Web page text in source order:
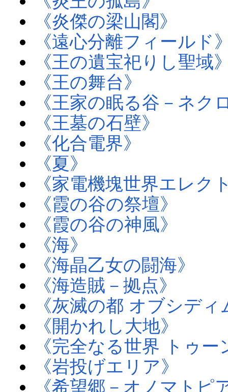
《炎傑の梁山閣》
《遠心分離フィールド
《王の遺宝祀りし聖域
《王の舞台》
《王家の眠る谷－ネク
《王墓の石壁》
《化合電界》
《夏》
《家電機塊世界エレク
《霞の谷の祭壇》
《霞の谷の神風》
《海》
《海晶乙女の闘海》
《海造賊－拠点》
《灰滅の都 オブシディ
《開かれし大地》
《完全なる世界 トゥ
《岩投げエリア》
《希望郷－オノマトピ